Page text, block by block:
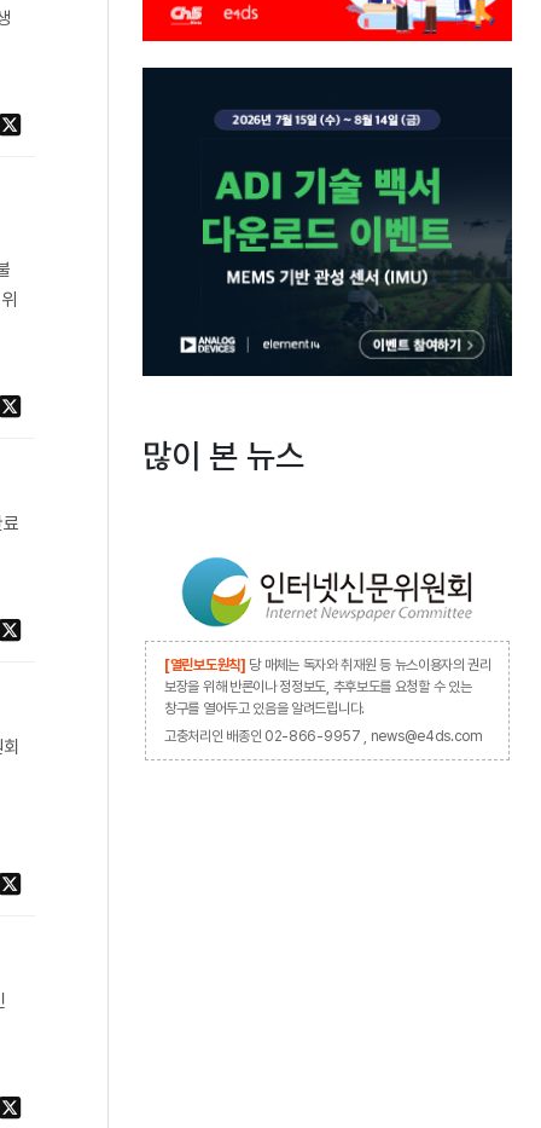
많이 본 뉴스
[열린보도원칙] 당 매체는 독자와 취재원 등 뉴스이용자의 권리
보장을 위해 반론이나 정정보도, 추후보도를 요청할 수 있는
창구를 열어두고 있음을 알려드립니다.
고충처리인 배종인 02-866-9957 , news@e4ds.com